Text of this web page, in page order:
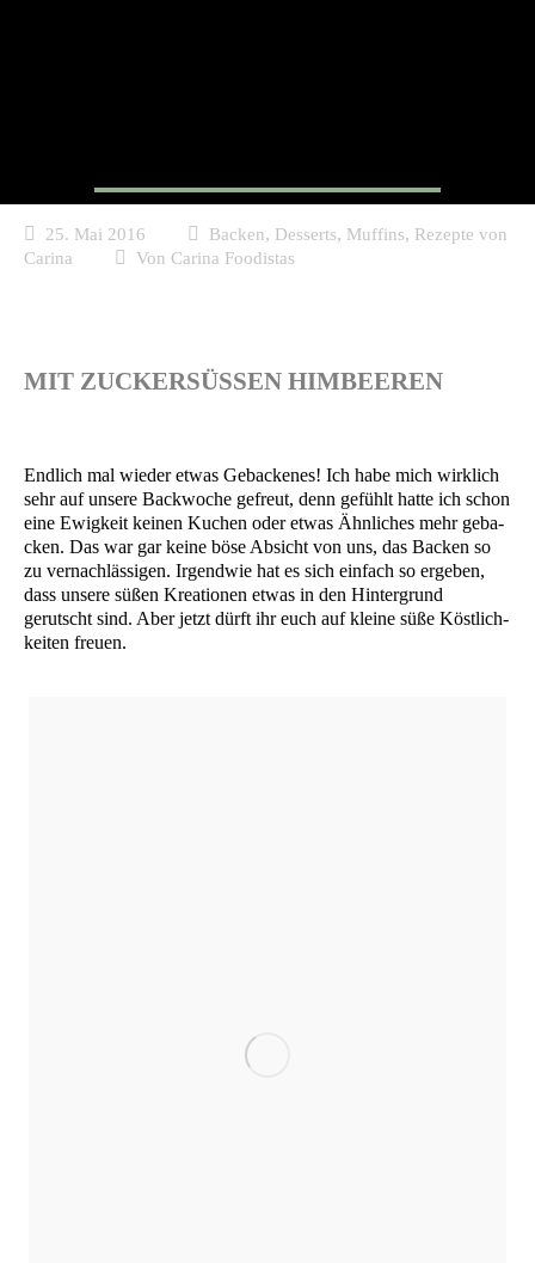
25. Mai 2016 Backen, Desserts, Muffins, Rezepte von
Carina
Von Carina Foodistas
MIT ZUCKERSÜSSEN HIMBEEREN
End­lich mal wie­der etwas Geba­cke­nes! Ich habe mich wirk­lich
sehr auf unse­re Back­wo­che gefreut, denn gefühlt hat­te ich schon
eine Ewig­keit kei­nen Kuchen oder etwas Ähn­li­ches mehr geba­
cken. Das war gar kei­ne böse Absicht von uns, das Backen so
zu ver­nach­läs­si­gen. Irgend­wie hat es sich ein­fach so erge­ben,
dass unse­re süßen Krea­tio­nen etwas in den Hin­ter­grund
gerutscht sind. Aber jetzt dürft ihr euch auf klei­ne süße Köst­lich­
kei­ten freuen.